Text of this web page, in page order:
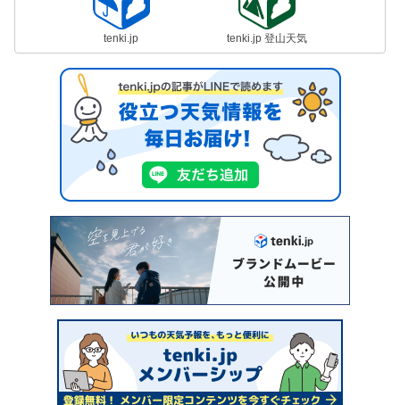
tenki.jp tenki.jp 登山天気